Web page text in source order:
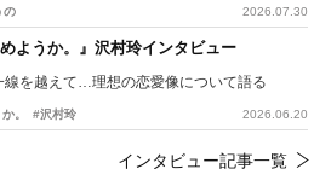
の 2026.07.30
めようか。』沢村玲インタビュー
線を越えて…理想の恋愛像について語る
。 #沢村玲 2026.06.20
インタビュー記事一覧